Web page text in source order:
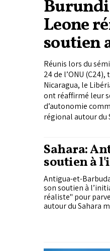
Leone
soutien
C24
Réunis lors du
24 de l’ONU
Nicaragua, le
ont réaffirmé leur
d’autonomie
régional autour du
Sahara:
soutien à
Antigua-et-
son soutien à
réaliste" pour
autour du Sahara